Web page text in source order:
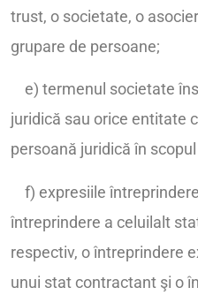
trust, o societate, o
grupare de persoane;
e) termenul societate
juridică sau orice entitate
persoană juridică în
f) expresiile
întreprindere a celuilalt
respectiv, o întreprindere
unui stat contractant şi o